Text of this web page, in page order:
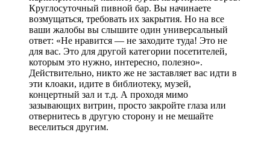
Круглосуточный пивной бар. Вы начинаете
возмущаться, требовать их закрытия. Но на все
ваши жалобы вы слышите один универсальный
ответ: «Не нравится — не заходите туда! Это не
для вас. Это для другой категории посетителей,
которым это нужно, интересно, полезно».
Действительно, никто же не заставляет вас идти в
эти клоаки, идите в библиотеку, музей,
концертный зал и т.д. А проходя мимо
зазывающих витрин, просто закройте глаза или
отвернитесь в другую сторону и не мешайте
веселиться другим.